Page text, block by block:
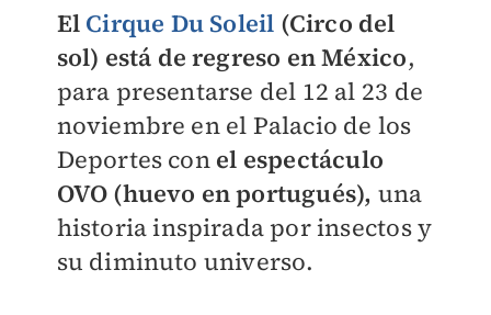
El Cirque Du Soleil (Circo del
sol) está de regreso en México,
para presentarse del 12 al 23 de
noviembre en el Palacio de los
Deportes conel espectáculo
OVO (huevo en portugués), una
historia inspirada por insectos y
su diminuto universo.